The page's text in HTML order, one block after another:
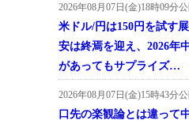
2026年08月07日(金)18時09分
米ドル/円は150円を試す
安は終焉を迎え、2026年
があってもサプライズ…
2026年08月07日(金)15時43分
口先の楽観論とは違って